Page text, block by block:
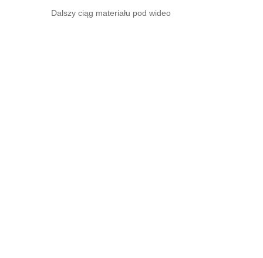
Dalszy ciąg materiału pod wideo